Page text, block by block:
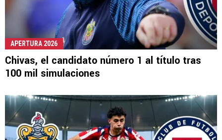
APERTURA 2026
Chivas, el candidato número 1 al título tras
100 mil simulaciones